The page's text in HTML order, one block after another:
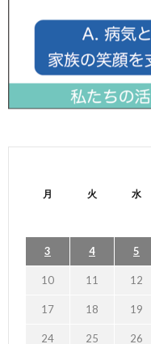
月 火 水
3 4 5
10 11 12
17 18 19
24 25 26